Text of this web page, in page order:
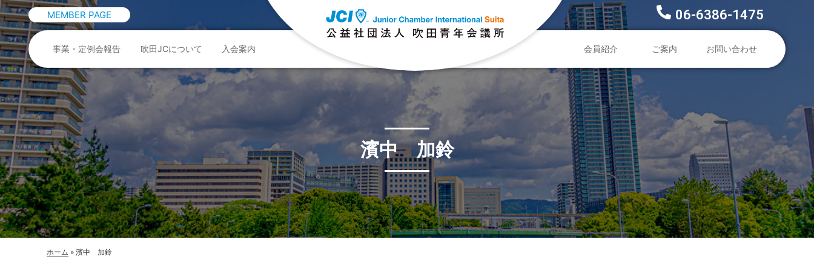
MEMBER PAGE 06-6386-1475
事業・定例会報告 吹田JCについて 入会案内 会員紹介 ご案内 お問い合わせ
濱中 加鈴
ホーム » 濱中 加鈴